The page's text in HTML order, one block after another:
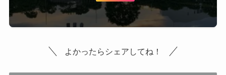
よかったらシェアしてね！